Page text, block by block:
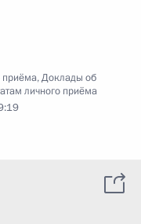
приёма,Доклады об
личного приёма